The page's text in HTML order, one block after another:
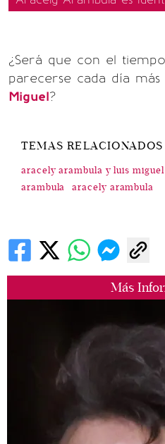
Más
¿Será que con el
parecerse cada día
Miguel?
TEMAS RELACIONADOS
aracely arambula y luis miguel
arambula
aracely arambula